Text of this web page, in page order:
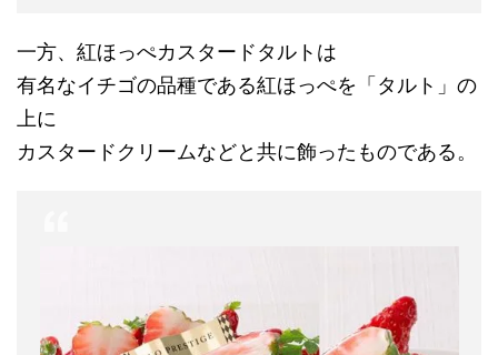
一方、紅ほっぺカスタードタルトは
有名なイチゴの品種である紅ほっぺを「タルト」の
上に
カスタードクリームなどと共に飾ったものである。